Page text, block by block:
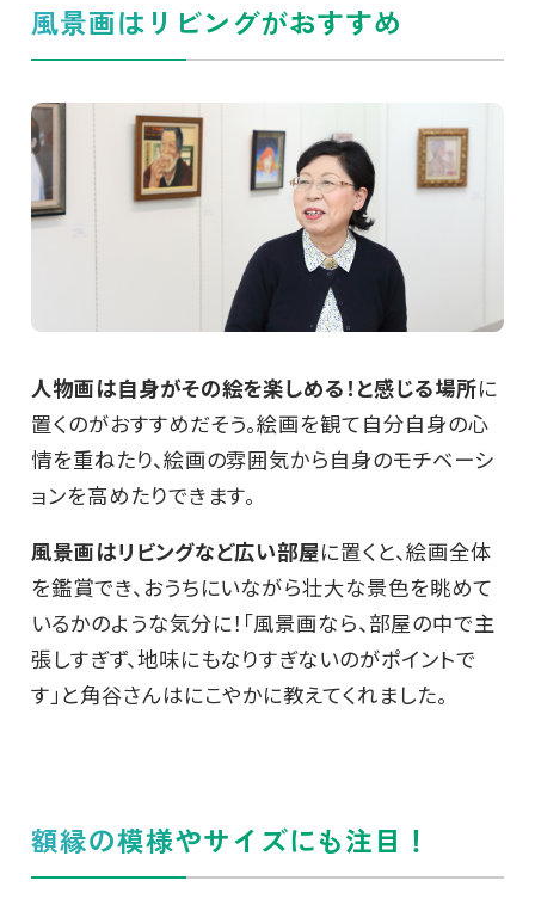
風景画はリビングがおすすめ
人物画は自身がその絵を楽しめる！と感じる場所に
置くのがおすすめだそう。絵画を観て自分自身の心
情を重ねたり、絵画の雰囲気から自身のモチベーシ
ョンを高めたりできます。
風景画はリビングなど広い部屋に置くと、絵画全体
を鑑賞でき、おうちにいながら壮大な景色を眺めて
いるかのような気分に！「風景画なら、部屋の中で主
張しすぎず、地味にもなりすぎないのがポイントで
す」と角谷さんはにこやかに教えてくれました。
額縁の模様やサイズにも注目！